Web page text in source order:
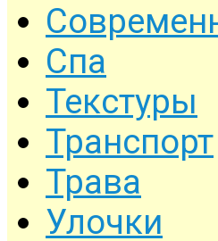
Спа
Текстуры
Транспорт
Трава
Улочки